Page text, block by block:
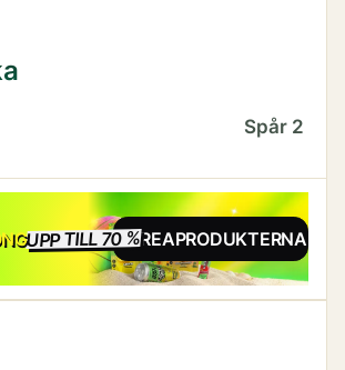
Spår 2
UPP TILL 70 %REA
SE REAPRODUKTERNA